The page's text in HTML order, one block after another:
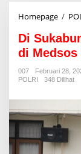
Homepage /
Di
di
007
Februari 28,
POLRI
348 Dilihat